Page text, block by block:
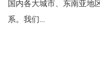
国内各大城市、东南亚地
系。我们...